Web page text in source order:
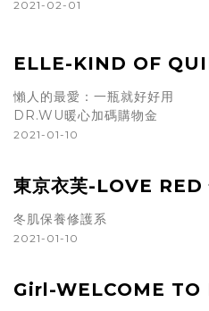
2021-02-01
ELLE-KIND OF
懶人的最愛：一瓶就好好用
DR.WU暖心加碼購物金
2021-01-10
東京衣芙-LOVE RED
冬肌保養修護系
2021-01-10
Girl-WELCOME TO